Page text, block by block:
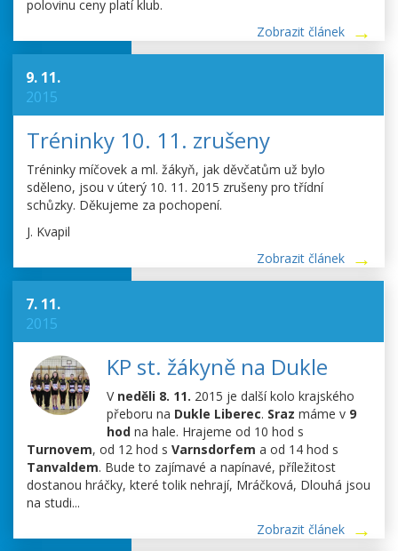
polovinu ceny platí klub.
Zobrazit článek
9. 11.
2015
Tréninky 10. 11. zrušeny
Tréninky míčovek a ml. žákyň, jak děvčatům už bylo
sděleno, jsou v úterý 10. 11. 2015 zrušeny pro třídní
schůzky. Děkujeme za pochopení.
J. Kvapil
Zobrazit článek
7. 11.
2015
KP st. žákyně na Dukle
V neděli 8. 11. 2015 je další kolo krajského
přeboru na Dukle Liberec. Sraz máme v 9
hodna hale. Hrajeme od 10 hod s
Turnovem, od 12 hod s Varnsdorfem a od 14 hod s
Tanvaldem. Bude to zajímavé a napínavé, příležitost
dostanou hráčky, které tolik nehrají, Mráčková, Dlouhá jsou
na studi...
Zobrazit článek